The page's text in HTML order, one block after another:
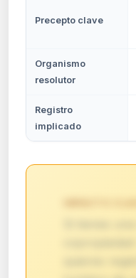
Precepto clave
Organismo
resolutor
Registro
implicado